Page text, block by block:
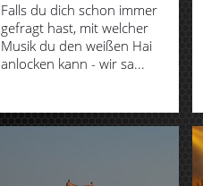
Falls du dich schon immer
gefragt hast, mit welcher
Musik du den weißen Hai
anlocken kann - wir sa...